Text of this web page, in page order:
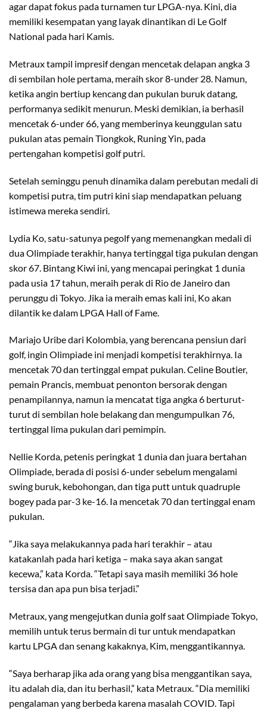
agar dapat fokus pada turnamen tur LPGA-nya. Kini, dia
memiliki kesempatan yang layak dinantikan di Le Golf
National pada hari Kamis.
Metraux tampil impresif dengan mencetak delapan angka 3
di sembilan hole pertama, meraih skor 8-under 28. Namun,
ketika angin bertiup kencang dan pukulan buruk datang,
performanya sedikit menurun. Meski demikian, ia berhasil
mencetak 6-under 66, yang memberinya keunggulan satu
pukulan atas pemain Tiongkok, Runing Yin, pada
pertengahan kompetisi golf putri.
Setelah seminggu penuh dinamika dalam perebutan medali di
kompetisi putra, tim putri kini siap mendapatkan peluang
istimewa mereka sendiri.
Lydia Ko, satu-satunya pegolf yang memenangkan medali di
dua Olimpiade terakhir, hanya tertinggal tiga pukulan dengan
skor 67. Bintang Kiwi ini, yang mencapai peringkat 1 dunia
pada usia 17 tahun, meraih perak di Rio de Janeiro dan
perunggu di Tokyo. Jika ia meraih emas kali ini, Ko akan
dilantik ke dalam LPGA Hall of Fame.
Mariajo Uribe dari Kolombia, yang berencana pensiun dari
golf, ingin Olimpiade ini menjadi kompetisi terakhirnya. Ia
mencetak 70 dan tertinggal empat pukulan. Celine Boutier,
pemain Prancis, membuat penonton bersorak dengan
penampilannya, namun ia mencatat tiga angka 6 berturut-
turut di sembilan hole belakang dan mengumpulkan 76,
tertinggal lima pukulan dari pemimpin.
Nellie Korda, petenis peringkat 1 dunia dan juara bertahan
Olimpiade, berada di posisi 6-under sebelum mengalami
swing buruk, kebohongan, dan tiga putt untuk quadruple
bogey pada par-3 ke-16. Ia mencetak 70 dan tertinggal enam
pukulan.
“Jika saya melakukannya pada hari terakhir – atau
katakanlah pada hari ketiga – maka saya akan sangat
kecewa,” kata Korda. “Tetapi saya masih memiliki 36 hole
tersisa dan apa pun bisa terjadi.”
Metraux, yang mengejutkan dunia golf saat Olimpiade Tokyo,
memilih untuk terus bermain di tur untuk mendapatkan
kartu LPGA dan senang kakaknya, Kim, menggantikannya.
“Saya berharap jika ada orang yang bisa menggantikan saya,
itu adalah dia, dan itu berhasil,” kata Metraux. “Dia memiliki
pengalaman yang berbeda karena masalah COVID. Tapi